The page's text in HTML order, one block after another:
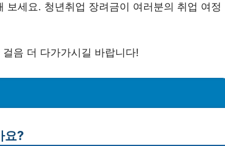
세요. 청년취업 장려금이 여러분의 취업 여정
음 더 다가가시길 바랍니다!
요?